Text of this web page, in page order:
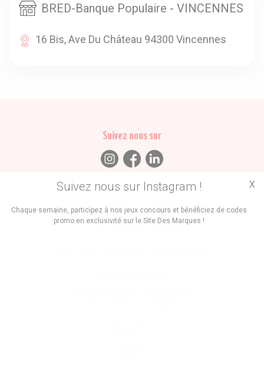
BRED-Banque Populaire - VINCENNES
16 Bis, Ave Du Château 94300 Vincennes
Suivez nous sur Instagram !
Chaque semaine, participez à nos jeux concours et bénéficiez de codes
promo en exclusivité sur le Site Des Marques !
X
Suivez nous sur
Trouvez des
Promos Marques Boutiques